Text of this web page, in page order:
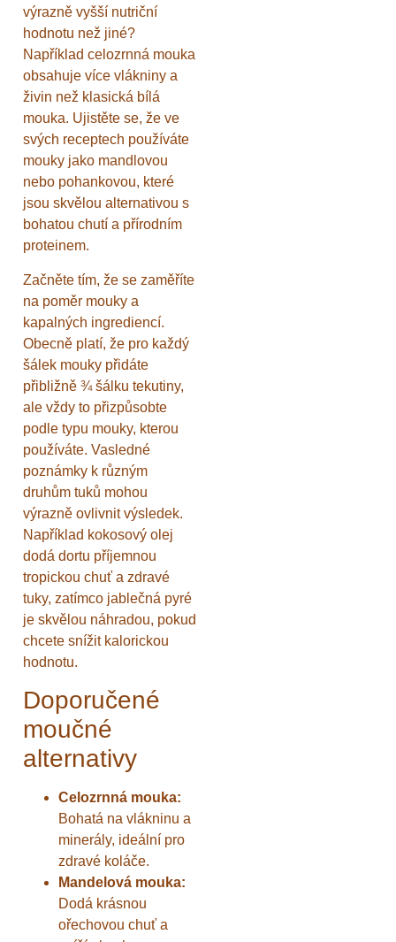
výrazně vyšší nutriční
hodnotu než jiné?
Například celozrnná mouka
obsahuje více vlákniny a
živin než klasická bílá
mouka. Ujistěte se, že ve
svých receptech používáte
mouky jako mandlovou
nebo pohankovou, které
jsou skvělou alternativou s
bohatou chutí a přírodním
proteinem.
Začněte tím, že se zaměříte
na poměr mouky a
kapalných ingrediencí.
Obecně platí, že pro každý
šálek mouky přidáte
přibližně ¾ šálku tekutiny,
ale vždy to přizpůsobte
podle typu mouky, kterou
používáte. Vasledné
poznámky k různým
druhům tuků mohou
výrazně ovlivnit výsledek.
Například kokosový olej
dodá dortu příjemnou
tropickou chuť a zdravé
tuky, zatímco jablečná pyré
je skvělou náhradou, pokud
chcete snížit kalorickou
hodnotu.
Doporučené
moučné
alternativy
Celozrnná mouka:
Bohatá na vlákninu a
minerály, ideální pro
zdravé koláče.
Mandelová mouka:
Dodá krásnou
ořechovou chuť a